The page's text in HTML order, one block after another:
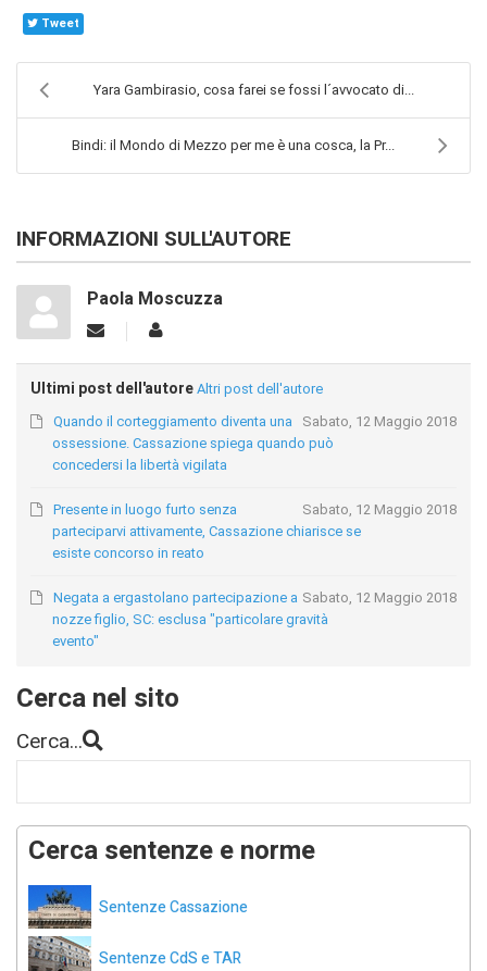
Tweet
Yara Gambirasio, cosa farei se fossi l´avvocato di...
Bindi: il Mondo di Mezzo per me è una cosca, la Pr...
INFORMAZIONI SULL'AUTORE
Paola Moscuzza
Ultimi post dell'autore Altri post dell'autore
Sabato, 12 Maggio 2018
Quando il corteggiamento diventa una
ossessione. Cassazione spiega quando può
concedersi la libertà vigilata
Sabato, 12 Maggio 2018
Presente in luogo furto senza
parteciparvi attivamente, Cassazione chiarisce se
esiste concorso in reato
Sabato, 12 Maggio 2018
Negata a ergastolano partecipazione a
nozze figlio, SC: esclusa "particolare gravità
evento"
Cerca nel sito
Cerca...
Cerca sentenze e norme
Sentenze Cassazione
Sentenze CdS e TAR